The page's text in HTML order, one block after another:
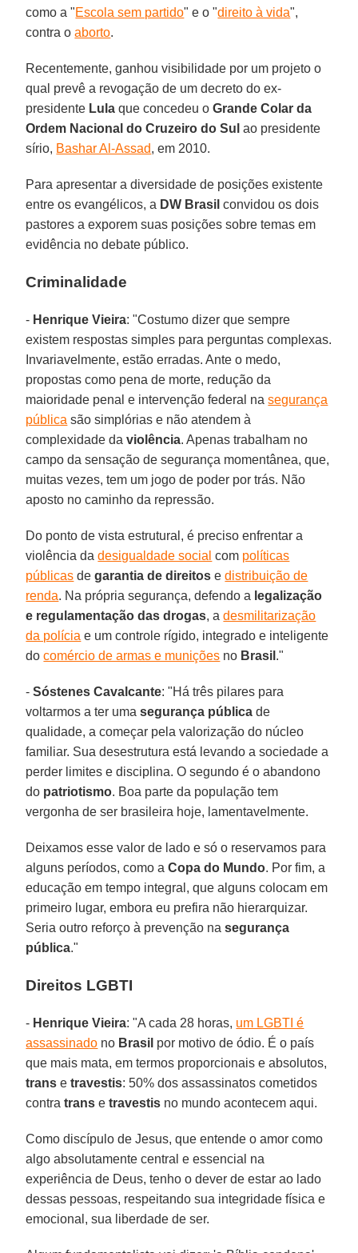
como a "Escola sem partido" e o "direito à vida",
contra oaborto.
Recentemente, ganhou visibilidade por um projeto o
qual prevê a revogação de um decreto do ex-
presidente Lula que concedeu oGrande Colar da
Ordem Nacional do Cruzeiro do Sul ao presidente
sírio, Bashar Al-Assad, em 2010.
Para apresentar a diversidade de posições existente
entre os evangélicos, a DW Brasil convidou os dois
pastores a exporem suas posições sobre temas em
evidência no debate público.
Criminalidade
- Henrique Vieira: "Costumo dizer que sempre
existem respostas simples para perguntas complexas.
Invariavelmente, estão erradas. Ante o medo,
propostas como pena de morte, redução da
maioridade penal e intervenção federal nasegurança
pública são simplórias e não atendem à
complexidade daviolência. Apenas trabalham no
campo da sensação de segurança momentânea, que,
muitas vezes, tem um jogo de poder por trás. Não
aposto no caminho da repressão.
Do ponto de vista estrutural, é preciso enfrentar a
violência dadesigualdade social com políticas
públicas degarantia de direitos edistribuição de
renda. Na própria segurança, defendo a legalização
e regulamentação das drogas, adesmilitarização
da polícia e um controle rígido, integrado e inteligente
docomércio de armas e munições no Brasil ."
-Sóstenes Cavalcante: "Há três pilares para
voltarmos a ter umasegurança pública de
qualidade, a começar pela valorização do núcleo
familiar. Sua desestrutura está levando a sociedade a
perder limites e disciplina. O segundo é o abandono
do patriotismo. Boa parte da população tem
vergonha de ser brasileira hoje, lamentavelmente.
Deixamos esse valor de lado e só o reservamos para
alguns períodos, como aCopa do Mundo. Por fim, a
educação em tempo integral, que alguns colocam em
primeiro lugar, embora eu prefira não hierarquizar.
Seria outro reforço à prevenção nasegurança
pública."
Direitos LGBTI
- Henrique Vieira: "A cada 28 horas, um LGBTI é
assassinado no Brasil por motivo de ódio. É o país
que mais mata, em termos proporcionais e absolutos,
trans etravestis: 50% dos assassinatos cometidos
contratrans etravestis no mundo acontecem aqui.
Como discípulo de Jesus, que entende o amor como
algo absolutamente central e essencial na
experiência de Deus, tenho o dever de estar ao lado
dessas pessoas, respeitando sua integridade física e
emocional, sua liberdade de ser.